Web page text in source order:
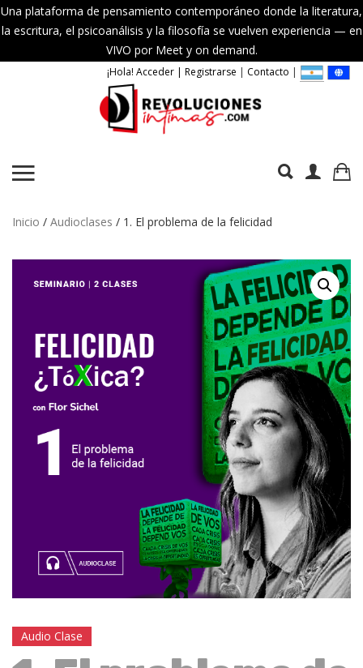
Una plataforma de pensamiento contemporáneo donde la literatura,
la escritura, el psicoanálisis y la filosofía se vuelven experiencia — en
VIVO por Meet y on demand.
¡Hola! Acceder | Registrarse | Contacto |
Inicio / Audioclases / 1. El problema de la felicidad
Audio Clase